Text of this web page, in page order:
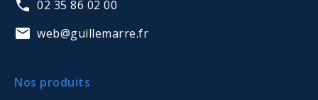
02 35 86 02 00
web@guillemarre.fr
Nos produits